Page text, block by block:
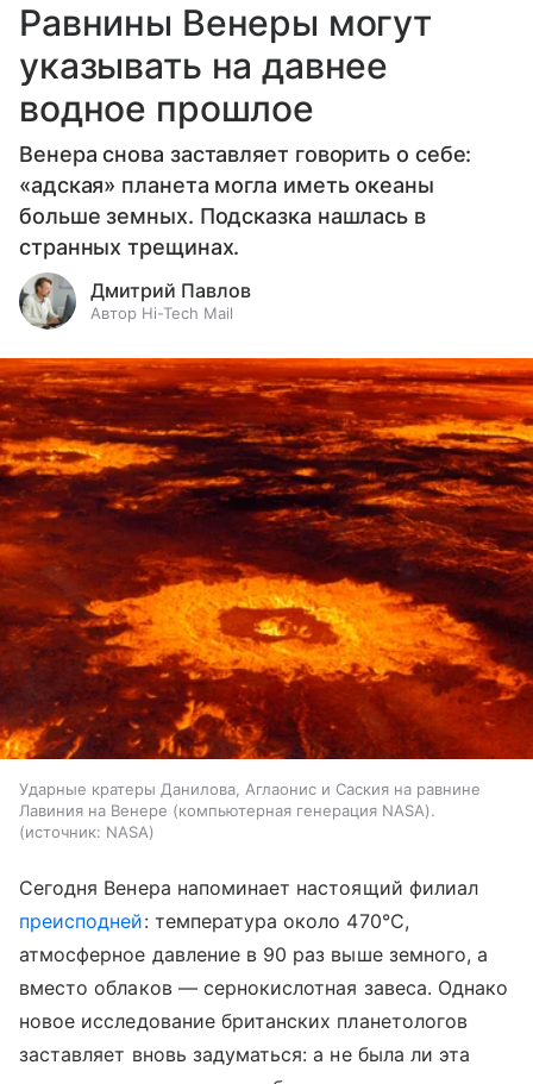
Равнины Венеры могут
указывать на давнее
водное прошлое
Венера снова заставляет говорить о себе:
«адская» планета могла иметь океаны
больше земных. Подсказка нашлась в
странных трещинах.
Дмитрий Павлов
Автор Hi-Tech Mail
Ударные кратеры Данилова, Аглаонис и Саския на равнине
Лавиния на Венере (компьютерная генерация NASA).
источник: NASA
Сегодня Венера напоминает настоящий филиал
преисподней: температура около 470°C,
атмосферное давление в 90 раз выше земного, а
вместо облаков — сернокислотная завеса. Однако
новое исследование британских планетологов
заставляет вновь задуматься: а не была ли эта